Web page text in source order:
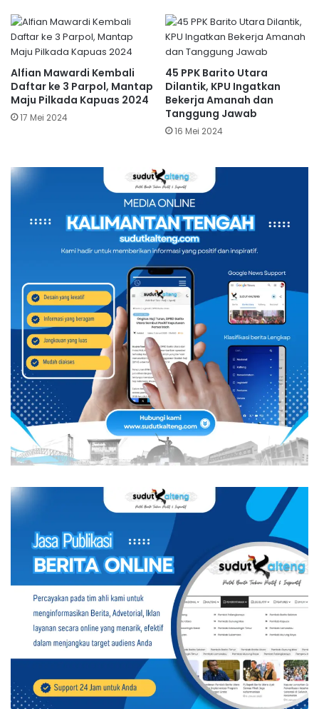
Alfian Mawardi Kembali
Daftar ke 3 Parpol, Mantap
Maju Pilkada Kapuas 2024
17 Mei 2024
45 PPK Barito Utara
Dilantik, KPU Ingatkan
Bekerja Amanah dan
Tanggung Jawab
16 Mei 2024